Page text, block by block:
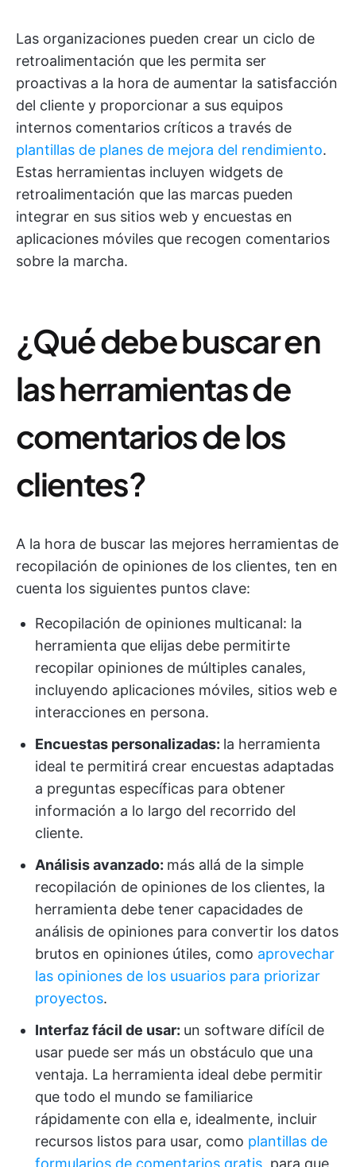
Las organizaciones pueden crear un ciclo de
retroalimentación que les permita ser
proactivas a la hora de aumentar la satisfacción
del cliente y proporcionar a sus equipos
internos comentarios críticos a través de
plantillas de planes de mejora del rendimiento.
Estas herramientas incluyen widgets de
retroalimentación que las marcas pueden
integrar en sus sitios web y encuestas en
aplicaciones móviles que recogen comentarios
sobre la marcha.
¿Qué debe buscar en
las herramientas de
comentarios de los
clientes?
A la hora de buscar las mejores herramientas de
recopilación de opiniones de los clientes, ten en
cuenta los siguientes puntos clave:
Recopilación de opiniones multicanal: la
herramienta que elijas debe permitirte
recopilar opiniones de múltiples canales,
incluyendo aplicaciones móviles, sitios web e
interacciones en persona.
Encuestas personalizadas: la herramienta
ideal te permitirá crear encuestas adaptadas
a preguntas específicas para obtener
información a lo largo del recorrido del
cliente.
Análisis avanzado: más allá de la simple
recopilación de opiniones de los clientes, la
herramienta debe tener capacidades de
análisis de opiniones para convertir los datos
brutos en opiniones útiles, como aprovechar
las opiniones de los usuarios para priorizar
proyectos.
Interfaz fácil de usar: un software difícil de
usar puede ser más un obstáculo que una
ventaja. La herramienta ideal debe permitir
que todo el mundo se familiarice
rápidamente con ella e, idealmente, incluir
recursos listos para usar, como plantillas de
formularios de comentarios gratis , para que